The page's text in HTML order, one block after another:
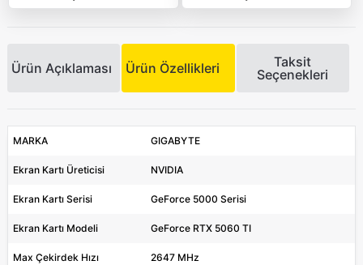
Ürün Açıklaması Ürün Özellikleri
Taksit
Seçenekleri
MARKA GIGABYTE
Ekran Kartı Üreticisi NVIDIA
Ekran Kartı Serisi GeForce 5000 Serisi
Ekran Kartı Modeli GeForce RTX 5060 TI
Max Çekirdek Hızı 2647 MHz